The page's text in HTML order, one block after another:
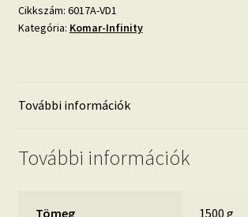
VD1
mennyiség
Cikkszám: 6017A-VD1
Kategória: Komar-Infinity
További információk
További információk
Tömeg 1500 g